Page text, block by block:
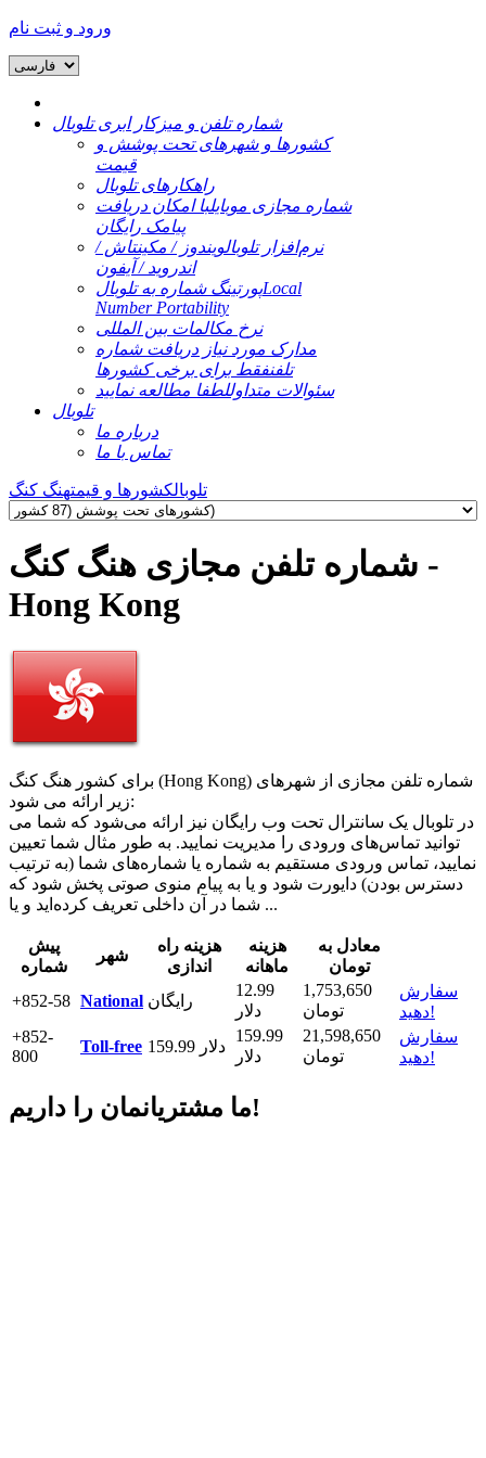
ورود و ثبت نام
شماره تلفن و میزکار ابری تلوبال
کشورها و شهرهای تحت پوشش و
قیمت
راهکارهای تلوبال
شماره مجازی موبایلبا امکان دریافت
پیامک رایگان
نرم‌افزار تلوبالویندوز / مکینتاش /
اندروید / آیفون
پورتینگ شماره به تلوبالLocal
Number Portability
نرخ مکالمات بین المللی
مدارک مورد نیاز دریافت شماره
تلفنفقط برای برخی کشورها
سئوالات متداوللطفا مطالعه نمایید
تلوبال
درباره ما
تماس با ما
تلوبالکشورها و قیمتهنگ کنگ
شماره تلفن مجازی هنگ کنگ -
Hong Kong
برای کشور هنگ کنگ (Hong Kong) شماره تلفن مجازی از شهرهای
زیر ارائه می شود:
در تلوبال یک سانترال تحت وب رایگان نیز ارائه می‌شود که شما می
‌توانید تماس‌های ورودی را مدیریت نمایید. به طور مثال شما تعیین
نمایید، تماس ورودی مستقیم به شماره یا شماره‌های شما (به ترتیب
دسترس بودن) دایورت شود و یا به پیام منوی صوتی پخش شود که
شما در آن داخلی تعریف کرده‌اید و یا ...
پیش
شماره
شهر
هزینه راه
اندازی
هزینه
ماهانه
معادل به
تومان
+852-58 National رایگان
12.99
دلار
1,753,650
تومان
سفارش
دهید!
+852-
800
Toll-free 159.99 دلار
159.99
دلار
21,598,650
تومان
سفارش
دهید!
ما مشتریانمان راداریم!